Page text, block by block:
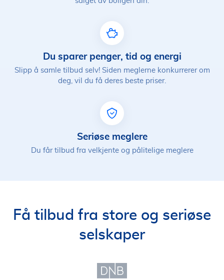
Du sparer penger, tid og energi
Slipp å samle tilbud selv! Siden meglerne konkurrerer om
deg, vil du få deres beste priser.
Seriøse meglere
Du får tilbud fra velkjente og pålitelige meglere
Få tilbud fra store og seriøse
selskaper